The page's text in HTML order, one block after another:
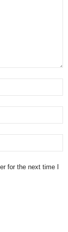
for the next time I